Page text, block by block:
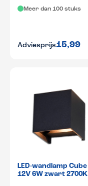
Meer dan 100 stuks
Adviesprijs15,99
LED-wandlamp Cube
12V 6W zwart 2700K